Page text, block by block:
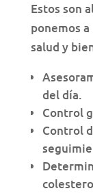
Estos son
ponemos
salud y
del día.
Control
Control